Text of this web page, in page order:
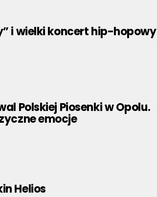
i wielki koncert hip-hopowy
Polskiej Piosenki w Opolu.
emocje
Helios